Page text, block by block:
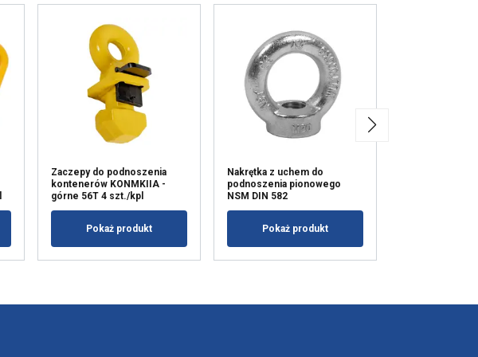
Zaczepy do podnoszenia
kontenerów KONMKIIA -
górne 56T 4 szt./kpl
Pokaż produkt
Nakrętka z uchem do
podnoszenia pionowego
NSM DIN 582
Pokaż produkt